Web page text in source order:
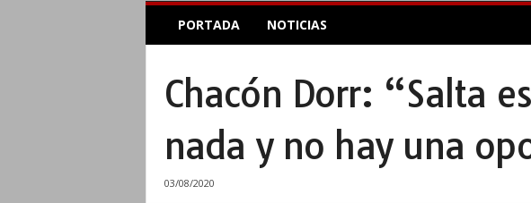
E
A
PORTADA NOTICIAS
Chacón Dorr: “Salta
nada y no hay una
03/08/2020